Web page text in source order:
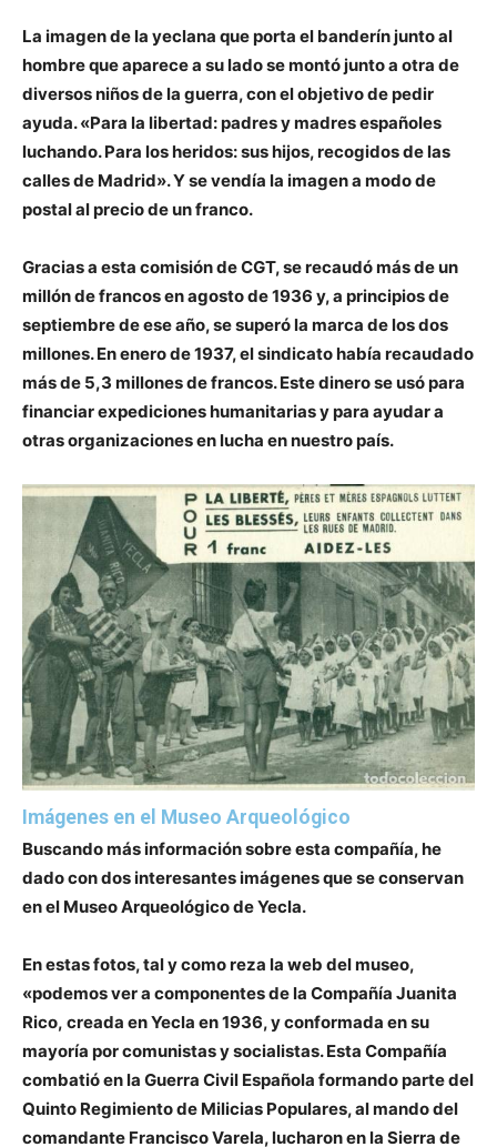
La imagen de la yeclana que porta el banderín junto al
hombre que aparece a su lado se montó junto a otra de
diversos niños de la guerra, con el objetivo de pedir
ayuda. «Para la libertad: padres y madres españoles
luchando. Para los heridos: sus hijos, recogidos de las
calles de Madrid». Yse vendía la imagen a modo de
postal al precio de un franco.
Gracias a esta comisión de CGT,se recaudó más de un
millón de francos en agosto de 1936 y, a principios de
septiembre de ese año, se superó la marca de los dos
millones. En enero de1937, el sindicato había recaudado
más de 5,3 millones de francos.Este dinero se usó para
financiar expediciones humanitarias y para ayudar a
otras organizaciones en lucha en nuestro país.
Imágenes en el Museo Arqueológico
Buscando más información sobre esta compañía, he
dado con dos interesantes imágenes que se conservan
en el Museo Arqueológico de Yecla.
En estas fotos, tal y como reza la web del museo,
«podemos ver a componentes de la Compañía Juanita
Rico, creada en Yecla en 1936, y conformada en su
mayoría por comunistas y socialistas.Esta Compañía
combatió en la Guerra Civil Española formando parte del
Quinto Regimiento de Milicias Populares, al mando del
comandante Francisco Varela, lucharon en la Sierra de